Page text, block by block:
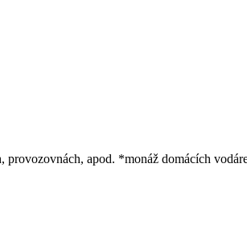
apod. *monáž domácích